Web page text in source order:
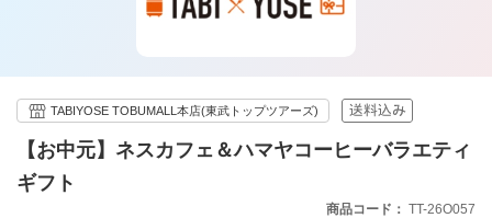
【お中元】ネスカフェ＆ハマヤコーヒーバラエティ
ギフト
TABIYOSE TOBUMALL本店(東武トップツアーズ)
商品コード TT-26O057